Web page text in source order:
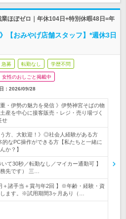
ほぼゼロ｜年休104日+特別休暇48日=年
【おみやげ店舗スタッフ】*週休3日
急募 転勤なし 学歴不問
女性のおしごと掲載中
： 2026/09/28
・伊勢の魅力を発信 》伊勢神宮そばの物
産を中心に接客販売・レジ・売り場づく
せ
う方、大歓迎！》◎社会人経験がある方
的なPC操作ができる方【私たちと一緒に
か？】
いて30秒／転勤なし／マイカー通勤可 】
先です） 三…
＋諸手当＋賞与年2回 】※年齢・経験・資
ます。※試用期間3ヶ月あり（…